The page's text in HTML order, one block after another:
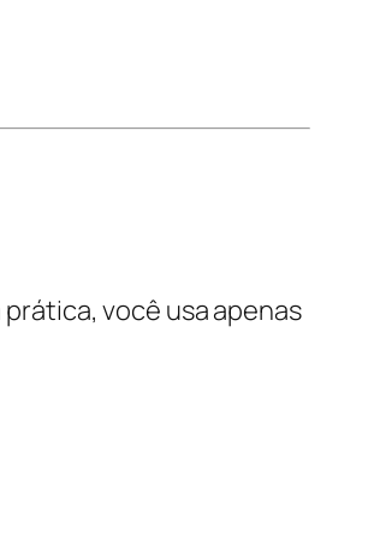
prática, você usa apenas